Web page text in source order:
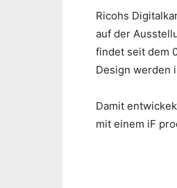
Ricohs
auf der
findet seit dem
Design werden
Damit
mit einem iF